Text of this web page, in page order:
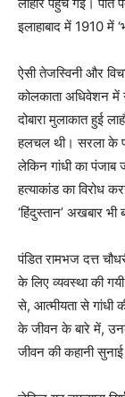
इलाहाबाद में 1910 में
ऐसी तेजस्विनी और
कोलकाता अधिवेशन में
दोबारा मुलाकात हुई
हलचल थी। सरला के
लेकिन गांधी का पंजाब
हत्याकांड का
‘हिंदुस्तान’ अखबार भी
पंडित रामभज दत्त
के लिए व्यवस्था की
से, आत्मीयता से गांधी
के जीवन के बारे में,
जीवन की कहानी